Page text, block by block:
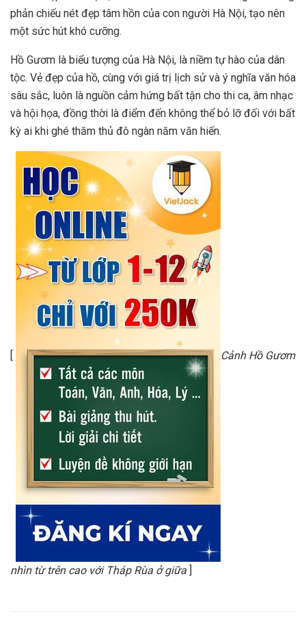
phản chiếu nét đẹp tâm hồn của con người Hà Nội, tạo nên
một sức hút khó cưỡng.
Hồ Gươm là biểu tượng của Hà Nội, là niềm tự hào của dân
tộc. Vẻ đẹp của hồ, cùng với giá trị lịch sử và ý nghĩa văn hóa
sâu sắc, luôn là nguồn cảm hứng bất tận cho thi ca, âm nhạc
và hội họa, đồng thời là điểm đến không thể bỏ lỡ đối với bất
kỳ ai khi ghé thăm thủ đô ngàn năm văn hiến.
Cảnh Hồ Gươm
nhìn từ trên cao với Tháp Rùa ở giữa